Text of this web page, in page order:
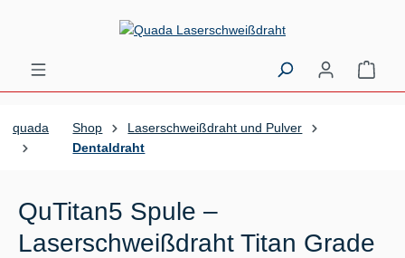
Zum Hauptinhalt springen
quada Shop
Laserschweißdraht und Pulver
Dentaldraht
QuTitan5 Spule –
Laserschweißdraht Titan Grade